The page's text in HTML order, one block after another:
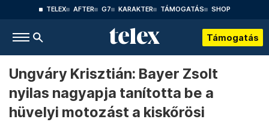
TELEX AFTER G7 KARAKTER TÁMOGATÁS SHOP
Támogatás
Ungváry Krisztián: Bayer Zsolt
nyilas nagyapja tanította be a
hüvelyi motozást a kiskőrösi